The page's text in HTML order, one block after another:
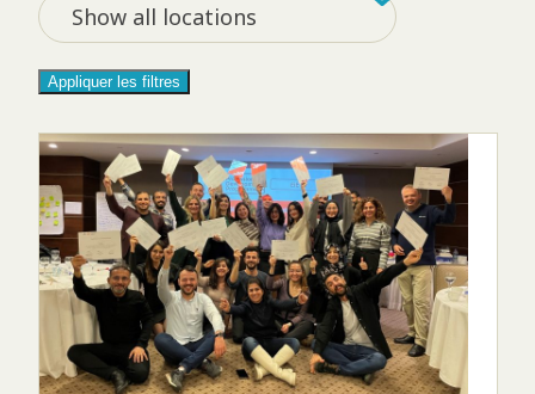
Show all locations
Appliquer les filtres